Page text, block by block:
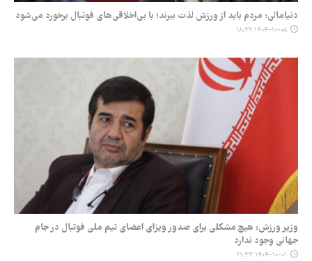
دنیامالی: مردم باید از ورزش لذت ببرند؛ با بی‌اخلاقی‌های فوتبال برخورد می‌شود
۱۴۰۴-۱۰-۰۸ ۱۸:۳۲
وزیر ورزش: هیچ مشکلی برای صدور ویزای اعضای تیم ملی فوتبال در جام
جهانی وجود ندارد
۱۴۰۴-۱۰-۰۱ ۲۱:۳۳